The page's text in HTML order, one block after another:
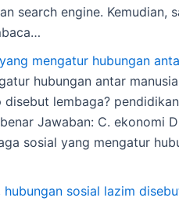
search engine. Kemudian,
mengatur hubungan
hubungan antar
disebut lembaga?
Jawaban: C. ekonomi
sosial yang mengatur
sosial lazim